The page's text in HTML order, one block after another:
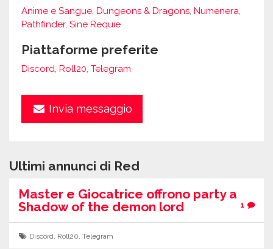
Anime e Sangue, Dungeons & Dragons, Numenera,
Pathfinder, Sine Requie
Piattaforme preferite
Discord, Roll20, Telegram
Invia messaggio
Ultimi annunci di Red
Master e Giocatrice offrono party a
Shadow of the demon lord
1
Discord, Roll20,Telegram